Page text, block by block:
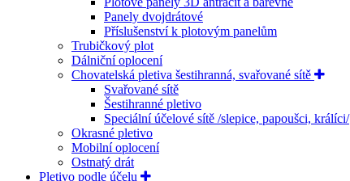
Panely dvojdrátové
Příslušenství k plotovým panelům
Trubičkový plot
Dálniční oplocení
Chovatelská pletiva šestihranná, svařované sítě
Svařované sítě
Šestihranné pletivo
Speciální účelové sítě /slepice, papoušci, králíci/
Okrasné pletivo
Mobilní oplocení
Ostnatý drát
Pletivo podle účelu